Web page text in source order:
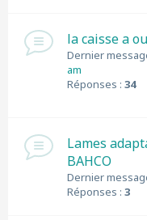
la caisse a
Dernier
am
Réponses : 34
Lames
BAHCO
Dernier
Réponses : 3